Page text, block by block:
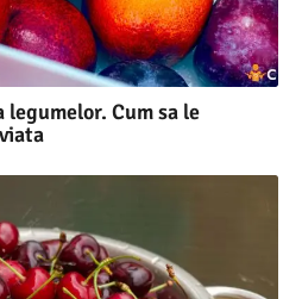
Cum sa le